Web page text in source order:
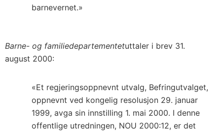
barnevernet.»
Barne- og familiedepartementetuttaler i brev 31.
august 2000:
«Et regjeringsoppnevnt utvalg, Befringutvalget,
oppnevnt ved kongelig resolusjon 29. januar
1999, avga sin innstilling 1. mai 2000. I denne
offentlige utredningen, NOU 2000:12, er det